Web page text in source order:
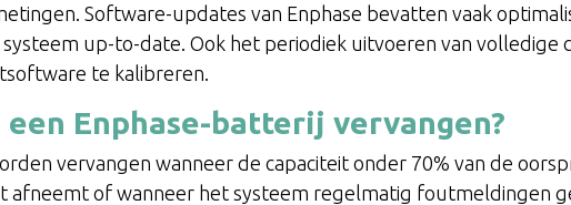
Software-updates van Enphase bevatten vaak
up-to-date. Ook het periodiek uitvoeren van volledige
te kalibreren.
Enphase-batterij vervangen?
vervangen wanneer de capaciteit onder 70% van de
afneemt of wanneer het systeem regelmatig foutmeldingen